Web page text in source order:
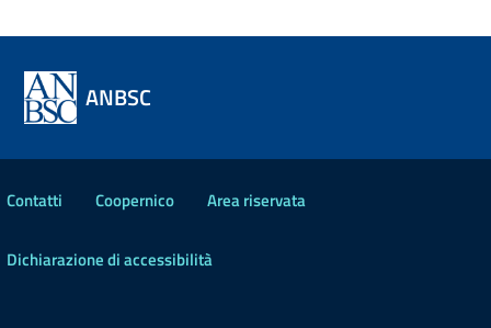
ANBSC
Contatti Coopernico Area riservata
Dichiarazione di accessibilità